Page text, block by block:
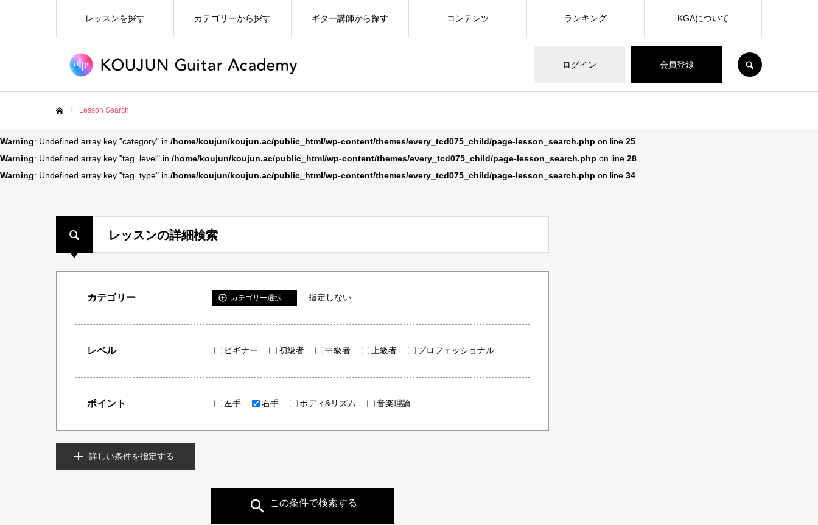
ログイン 会員登録
レッスンを探す カテゴリーから探す ギター講師から探す コンテンツ ランキング KGAについて
Lesson Search
Warning: Undefined array key "category" in /home/koujun/koujun.ac/public_html/wp-content/themes/every_tcd075_child/page-lesson_search.php on line 25
Warning: Undefined array key "tag_level" in /home/koujun/koujun.ac/public_html/wp-content/themes/every_tcd075_child/page-lesson_search.php on line 28
Warning: Undefined array key "tag_type" in /home/koujun/koujun.ac/public_html/wp-content/themes/every_tcd075_child/page-lesson_search.php on line 34
レッスンの詳細検索
カテゴリー add_circle_outline カテゴリー選択 指定しない
レベル ビギナー 初級者 中級者 上級者 プロフェッショナル
ポイント 左手 右手 ボディ&リズム 音楽理論
詳しい条件を指定する
この条件で検索する